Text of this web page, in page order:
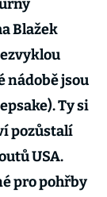
Blažek
nádobě jsou
Ty si
pozůstalí
USA.
pro pohřby